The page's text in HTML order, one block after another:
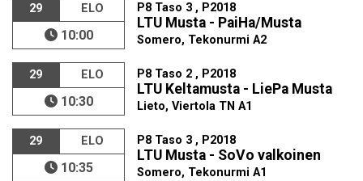
29 ELO
10:00
P8 Taso 3 , P2018
LTU Musta - PaiHa/Musta
Somero, Tekonurmi A2
29 ELO
10:30
P8 Taso 2 , P2018
LTU Keltamusta - LiePa Musta
Lieto, Viertola TN A1
29 ELO
10:35
P8 Taso 3 , P2018
LTU Musta - SoVo valkoinen
Somero, Tekonurmi A1